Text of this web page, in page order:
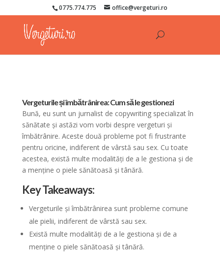
0775.774.775 office@vergeturi.ro
Vergeturile și îmbătrânirea: Cum să le gestionezi
Bună, eu sunt un jurnalist de copywriting specializat în
sănătate și astăzi vom vorbi despre vergeturi și
îmbătrânire. Aceste două probleme pot fi frustrante
pentru oricine, indiferent de vârstă sau sex. Cu toate
acestea, există multe modalități de a le gestiona și de
a menține o piele sănătoasă și tânără.
Key Takeaways:
Vergeturile și îmbătrânirea sunt probleme comune
ale pielii, indiferent de vârstă sau sex.
Există multe modalități de a le gestiona și de a
menține o piele sănătoasă și tânără.